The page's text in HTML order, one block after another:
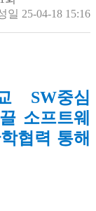
일 25-04-18 15:16
SW중심
소프트웨
협력 통해